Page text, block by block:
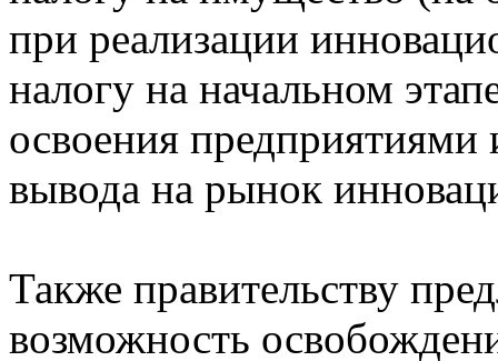
при реализации
налогу на начальном
освоения
вывода на рынок
Также правительству
возможность